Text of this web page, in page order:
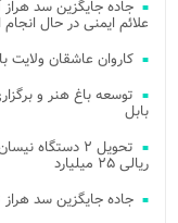
جاده جایگزین سد
علائم ایمنی در حال
کاروان عاشقان ولایت با ۲ دستگاه اتوبوس از بلده راهی تهران شد
بابل
تحویل ۲
ریالی ۲۵ میلیارد
جاده جایگزین سد